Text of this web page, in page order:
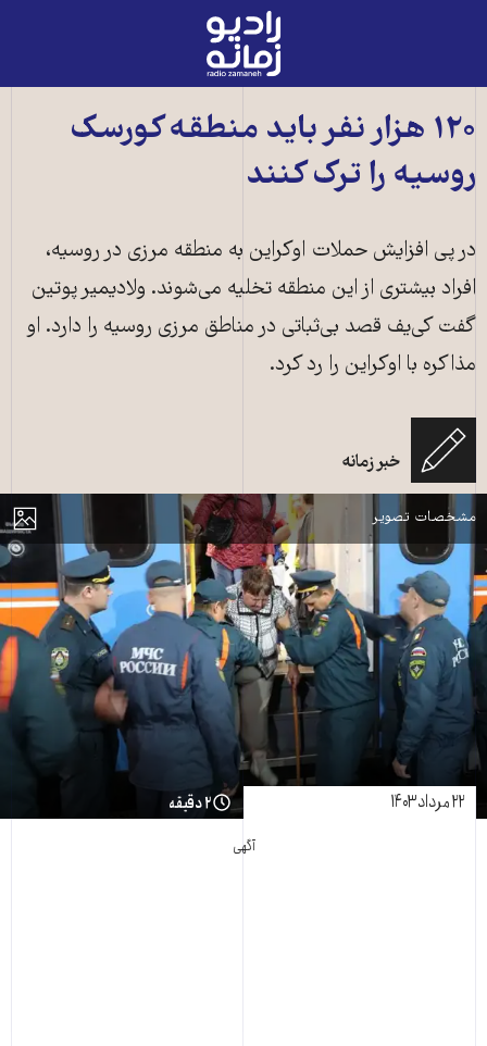
رادیو
زمانه
صفحه
اصلی
۱۲۰ هزار نفر باید منطقه کورسک
روسیه را ترک کنند
در پی افزایش حملات اوکراین به منطقه مرزی در روسیه،
افراد بیشتری از این منطقه تخلیه می‌شوند. ولادیمیر پوتین
گفت کی‌یف قصد بی‌ثباتی در مناطق مرزی روسیه را دارد. او
مذاکره با اوکراین را رد کرد.
خبر زمانه
نمایش
مشخصات تصویر
تخلیه مردم از منطقه کورسک روسیه ـ عکس از خبرگزاری فرانسه
۲۲ مرداد ۱۴۰۳ ۲ دقیقه
آگهی